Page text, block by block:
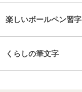
楽しいボールペン習字
くらしの筆文字